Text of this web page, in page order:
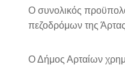
Ο συνολικός
πεζοδρόμων της
Ο Δήμος Αρταίων